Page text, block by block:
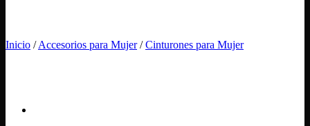
Inicio / Accesorios para Mujer / Cinturones para Mujer